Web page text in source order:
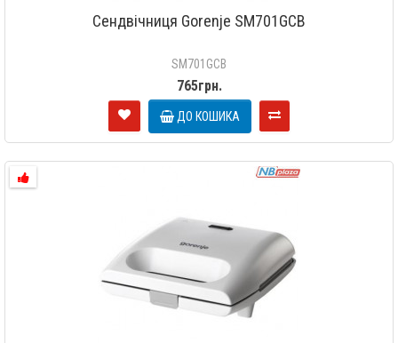
Сендвічниця Gorenje SM701GCB
SM701GCB
765грн.
ДО КОШИКА